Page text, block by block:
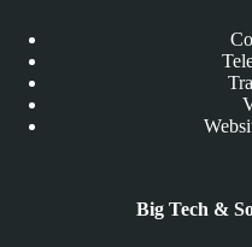
Big Tech &